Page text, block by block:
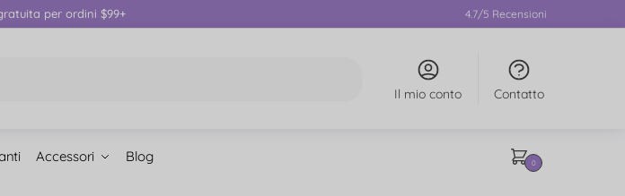
per ordini $99+ 4.7/5 Recensioni
Il mio conto Contatto
Accessori Blog 0